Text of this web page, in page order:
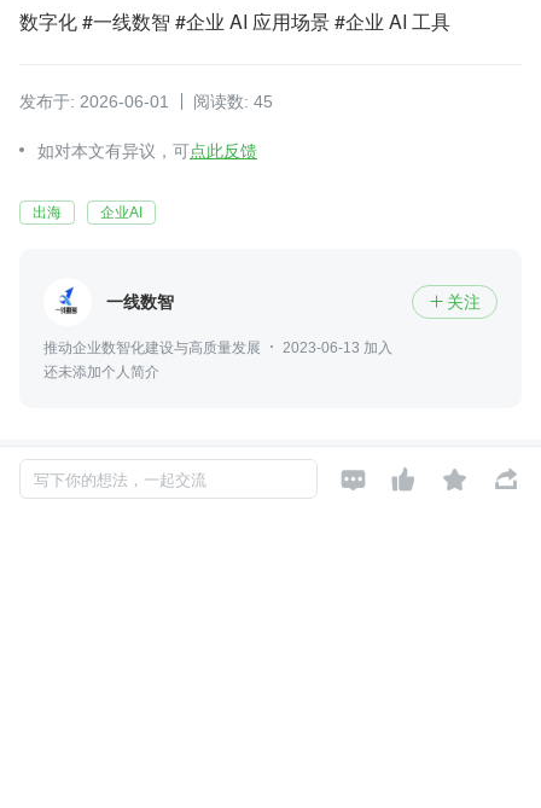
数字化 #一线数智 #企业 AI 应用场景 #企业 AI 工具
发布于: 2026-06-01 阅读数: 45
如对本文有异议，可点此反馈
出海 企业AI
一线数智  关注
推动企业数智化建设与高质量发展
2023-06-13 加入
还未添加个人简介
评论
写下你的想法，一起交流    